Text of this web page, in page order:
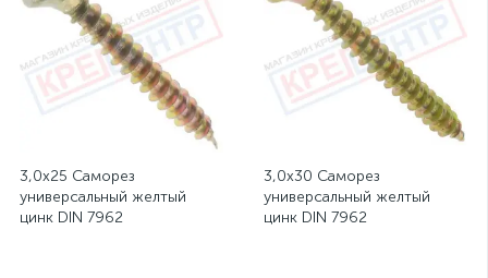
3,0х25 Саморез
универсальный желтый
цинк DIN 7962
3,0х30 Саморез
универсальный желтый
цинк DIN 7962